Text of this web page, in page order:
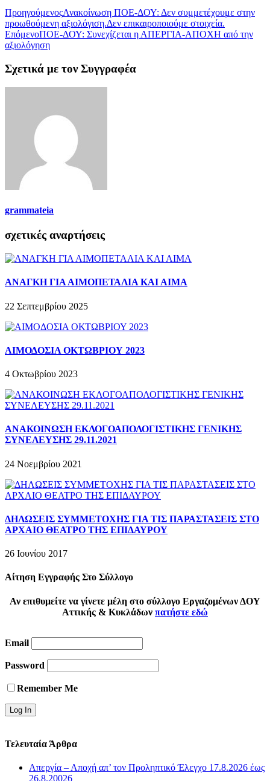
ΠροηγούμενοςΑνακοίνωση ΠΟΕ-ΔΟΥ: Δεν συμμετέχουμε στην
προωθούμενη αξιολόγιση.Δεν επικαιροποιούμε στοιχεία.
ΕπόμενοΠΟΕ-ΔΟΥ: Συνεχίζεται η ΑΠΕΡΓΙΑ-ΑΠΟΧΗ από την
αξιολόγηση
Σχετικά με τον Συγγραφέα
grammateia
σχετικές αναρτήσεις
ΑΝΑΓΚΗ ΓΙΑ ΑΙΜΟΠΕΤΑΛΙΑ ΚΑΙ ΑΙΜΑ
22 Σεπτεμβρίου 2025
ΑΙΜΟΔΟΣΙΑ ΟΚΤΩΒΡΙΟΥ 2023
4 Οκτωβρίου 2023
ΑΝΑΚΟΙΝΩΣΗ ΕΚΛΟΓΟΑΠΟΛΟΓΙΣΤΙΚΗΣ ΓΕΝΙΚΗΣ
ΣΥΝΕΛΕΥΣΗΣ 29.11.2021
24 Νοεμβρίου 2021
ΔΗΛΩΣΕΙΣ ΣΥΜΜΕΤΟΧΗΣ ΓΙΑ ΤΙΣ ΠΑΡΑΣΤΑΣΕΙΣ ΣΤΟ
ΑΡΧΑΙΟ ΘΕΑΤΡΟ ΤΗΣ ΕΠΙΔΑΥΡΟΥ
26 Ιουνίου 2017
Αίτηση Εγγραφής Στο Σύλλογο
Αν επιθυμείτε να γίνετε μέλη στο σύλλογο Εργαζομένων ΔΟΥ
Αττικής & Κυκλάδων πατήστε εδώ
Email
Password
Remember Me
Τελευταία Άρθρα
Απεργία – Αποχή απ’ τον Προληπτικό Έλεγχο 17.8.2026 έως
26.8.20026